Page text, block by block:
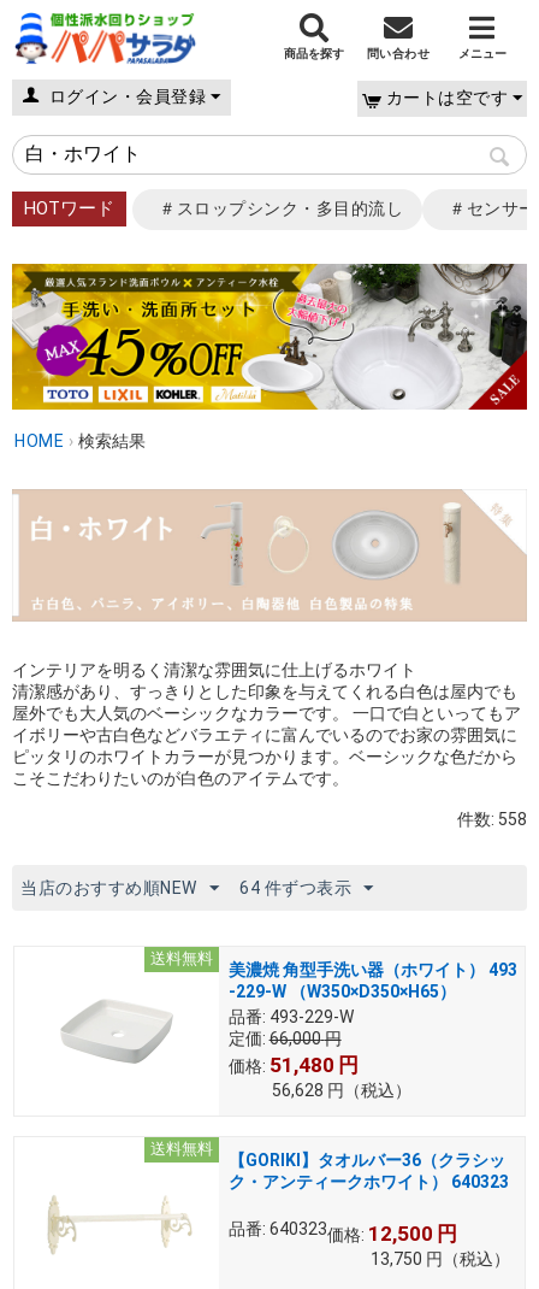
商品を探す 問い合わせ メニュー
ログイン・会員登録 カートは空です
HOTワード ＃スロップシンク・多目的流し ＃センサ
HOME › 検索結果
インテリアを明るく清潔な雰囲気に仕上げるホワイト
清潔感があり、すっきりとした印象を与えてくれる白色は屋内でも
屋外でも大人気のベーシックなカラーです。 一口で白といってもア
イボリーや古白色などバラエティに富んでいるのでお家の雰囲気に
ピッタリのホワイトカラーが見つかります。ベーシックな色だから
こそこだわりたいのが白色のアイテムです。
件数: 558
当店のおすすめ順NEW 64 件ずつ表示
送料無料
美濃焼 角型手洗い器（ホワイト） 493
-229-W （W350×D350×H65）
品番: 493-229-W
定価: 66,000円
価格: 51,480 円
56,628 円 （税込）
送料無料
【GORIKI】タオルバー36（クラシッ
ク・アンティークホワイト） 640323
品番: 640323価格: 12,500 円
13,750 円 （税込）